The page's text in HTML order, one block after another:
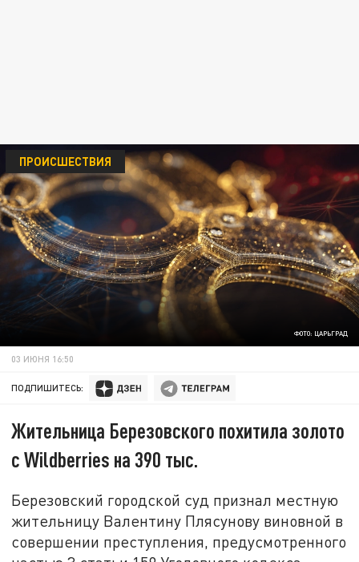
ФОТО: ЦАРЬГРАД
ПРОИСШЕСТВИЯ
03 ИЮНЯ 16:50
ПОДПИШИТЕСЬ:
Жительница Березовского похитила золото
с Wildberries на 390 тыс.
Березовский городской суд признал местную
жительницу Валентину Плясунову виновной в
совершении преступления, предусмотренного